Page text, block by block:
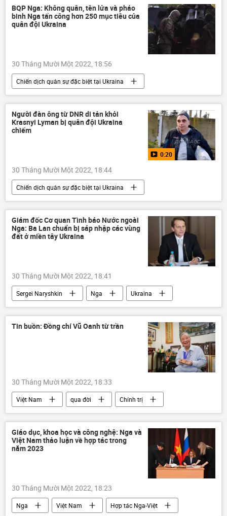
BQP Nga: Không quân, tên lửa và pháo
binh Nga tấn công hơn 250 mục tiêu của
quân đội Ukraina
30 Tháng Mười Một 2022, 18:56
Chiến dịch quân sự đặc biệt tại Ukraina
Quân sự
Ukraina
Cuộc khủng hoảng ở Ukraina
Quân đội Nga
Bộ Quốc phòng Nga
Igor Konashenkov
Người đàn ông từ DNR di tản khỏi
Krasnyi Lyman bị quân đội Ukraina
chiếm
0:20
30 Tháng Mười Một 2022, 18:44
Chiến dịch quân sự đặc biệt tại Ukraina
Video từ Ukraina
Ukraina
Cuộc khủng hoảng ở Ukraina
DNR
Sáp nhập DNR, LNR, Zaporozhye và Kherson vào Nga
Giám đốc Cơ quan Tình báo Nước ngoài
Nga: Ba Lan chuẩn bị sáp nhập các vùng
đất ở miền tây Ukraina
30 Tháng Mười Một 2022, 18:41
Sergei Naryshkin Nga
Ukraina
Cuộc khủng hoảng ở Ukraina
Ba Lan
Thế giới
Chính trị
Tin buồn: Đồng chí Vũ Oanh từ trần
30 Tháng Mười Một 2022, 18:33
Việt Nam qua đời Chính trị
Giáo dục, khoa học và công nghệ: Nga và
Việt Nam thảo luận về hợp tác trong
năm 2023
30 Tháng Mười Một 2022, 18:23
Nga Việt Nam
Hợp tác Nga-Việt